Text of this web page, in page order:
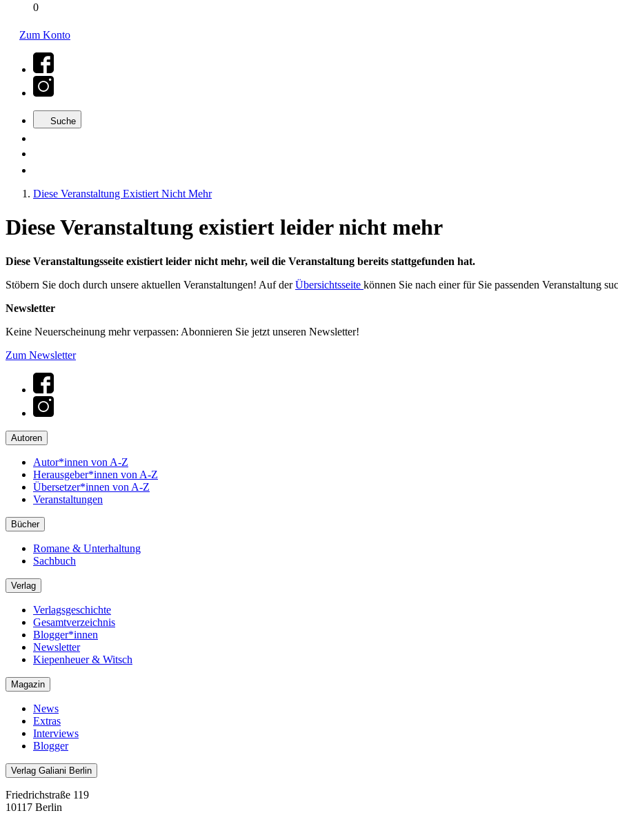
0
Zum Konto
Suche
Diese Veranstaltung Existiert Nicht Mehr
Diese Veranstaltung existiert leider nicht mehr
Diese Veranstaltungsseite existiert leider nicht mehr, weil die Veranstaltung bereits stattgefunden hat.
Stöbern Sie doch durch unsere aktuellen Veranstaltungen! Auf derÜbersichtsseite können Sie nach einer für Sie passenden Veranstaltung
Newsletter
Keine Neuerscheinung mehr verpassen: Abonnieren Sie jetzt unseren Newsletter!
Zum Newsletter
Autoren
Autor*innen von A-Z
Herausgeber*innen von A-Z
Übersetzer*innen von A-Z
Veranstaltungen
Bücher
Romane & Unterhaltung
Sachbuch
Verlag
Verlagsgeschichte
Gesamtverzeichnis
Blogger*innen
Newsletter
Kiepenheuer & Witsch
Magazin
News
Extras
Interviews
Blogger
Verlag Galiani Berlin
Friedrichstraße 119
10117 Berlin